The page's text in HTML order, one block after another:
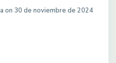
on 30 de noviembre de 2024